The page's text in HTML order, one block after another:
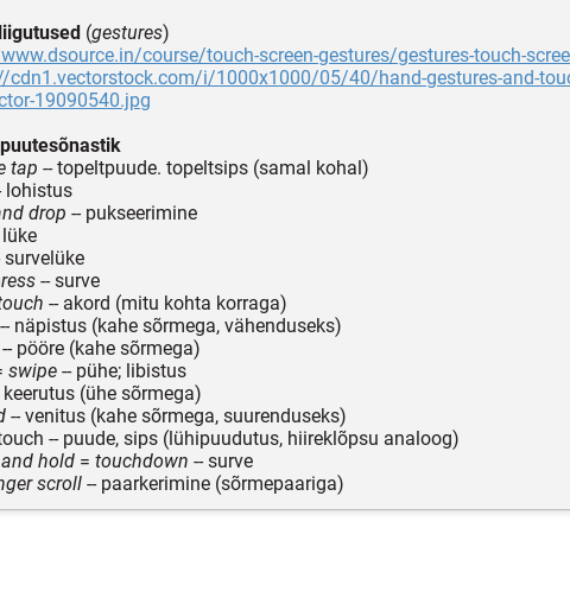
(gestures)
course/touch-screen-gestures/gestures-touch-
cdn1.vectorstock.com/i/1000x1000/05/40/hand-gestures-and-
19090540.jpg
tap -- topeltpuude. topeltsips (samal kohal)
lohistus
drop -- pukseerimine
lüke
survelüke
-- surve
-- akord (mitu kohta korraga)
-- näpistus (kahe sõrmega, vähenduseks)
-- pööre (kahe sõrmega)
swipe -- pühe; libistus
keerutus (ühe sõrmega)
-- venitus (kahe sõrmega, suurenduseks)
-- puude, sips (lühipuudutus, hiireklõpsu analoog)
hold = touchdown -- surve
scroll -- paarkerimine (sõrmepaariga)